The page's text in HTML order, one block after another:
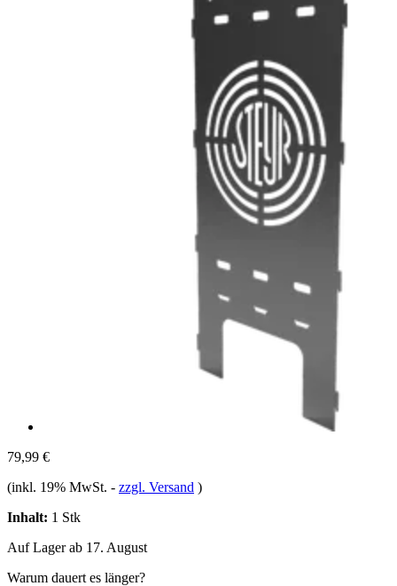
79,99 €
(inkl. 19% MwSt. - zzgl. Versand )
Inhalt: 1 Stk
Auf Lager ab 17. August
Warum dauert es länger?